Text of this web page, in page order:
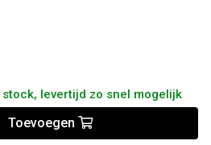
levertijd zo snel mogelijk
Toevoegen